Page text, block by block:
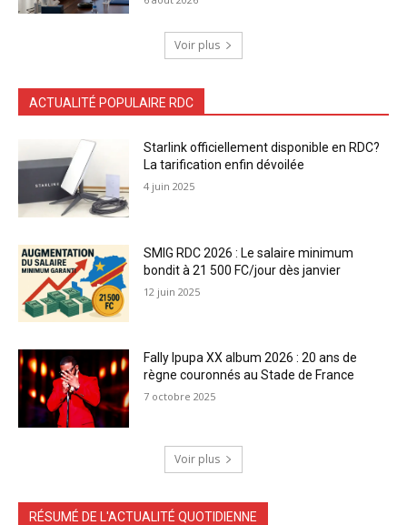
Voir plus
ACTUALITÉ POPULAIRE RDC
Starlink officiellement disponible en RDC?
La tarification enfin dévoilée
4 juin 2025
SMIG RDC 2026 : Le salaire minimum
bondit à 21 500 FC/jour dès janvier
12 juin 2025
Fally Ipupa XX album 2026 : 20 ans de
règne couronnés au Stade de France
7 octobre 2025
Voir plus
RÉSUMÉ DE L'ACTUALITÉ QUOTIDIENNE